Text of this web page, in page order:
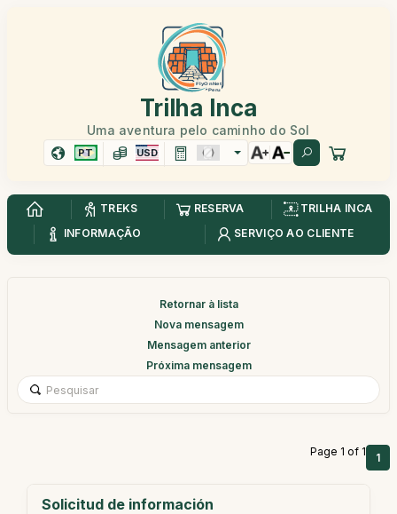
Trilha Inca
Uma aventura pelo caminho do Sol
PT USD
TREKS RESERVA
TRILHA INCA
INFORMAÇÃO
SERVIÇO AO CLIENTE
Retornar à lista
Nova mensagem
Mensagem anterior
Próxima mensagem
Page 1 of 1 1
Solicitud de información